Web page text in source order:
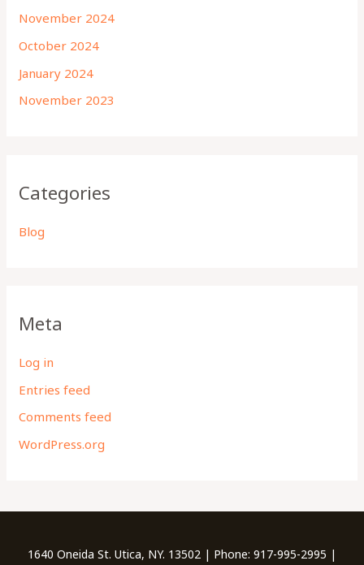
November 2024
October 2024
January 2024
November 2023
Categories
Blog
Meta
Log in
Entries feed
Comments feed
WordPress.org
1640 Oneida St. Utica, NY. 13502 | Phone: 917-995-2995 |